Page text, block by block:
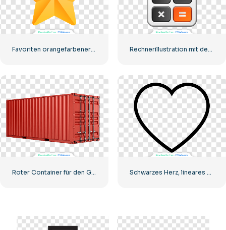
Favoriten orangefarbener Stern Rechnerillustration mit den Zahlen 0-1-2-3